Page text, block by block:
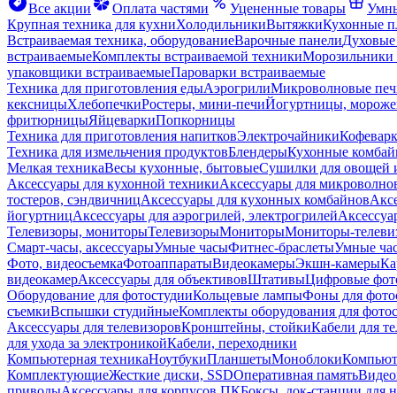
Все акции
Оплата частями Уцененные товары
Крупная техника для кухниХолодильникиВытяжкиКухонные
Встраиваемая техника, оборудованиеВарочные панели
встраиваемыеКомплекты встраиваемой техникиМорозильники
упаковщики встраиваемыеПароварки встраиваемые
Техника для приготовления едыАэрогрилиМикроволновые
кексницыХлебопечкиРостеры, мини-печиЙогуртницы,
фритюрницыЯйцеваркиПопкорницы
Техника для приготовления напитковЭлектрочайники
Техника для измельчения продуктовБлендерыКухонные
Мелкая техникаВесы кухонные, бытовыеСушилки для овощей
Аксессуары для кухонной техникиАксессуары для
тостеров, сэндвичницАксессуары для кухонных комбайнов
йогуртницАксессуары для аэрогрилей, электрогрилей
Телевизоры, мониторыТелевизорыМониторыМониторы-
Смарт-часы, аксессуарыУмные часыФитнес-браслетыУмные
Фото, видеосъемкаФотоаппаратыВидеокамерыЭкшн-камеры
видеокамерАксессуары для объективовШтативыЦифровые
Оборудование для фотостудииКольцевые лампыФоны для
съемкиВспышки студийныеКомплекты оборудования для
Аксессуары для телевизоровКронштейны, стойкиКабели для
для ухода за электроникойКабели, переходники
Компьютерная техникаНоутбукиПланшетыМоноблоки
КомплектующиеЖесткие диски, SSDОперативная память